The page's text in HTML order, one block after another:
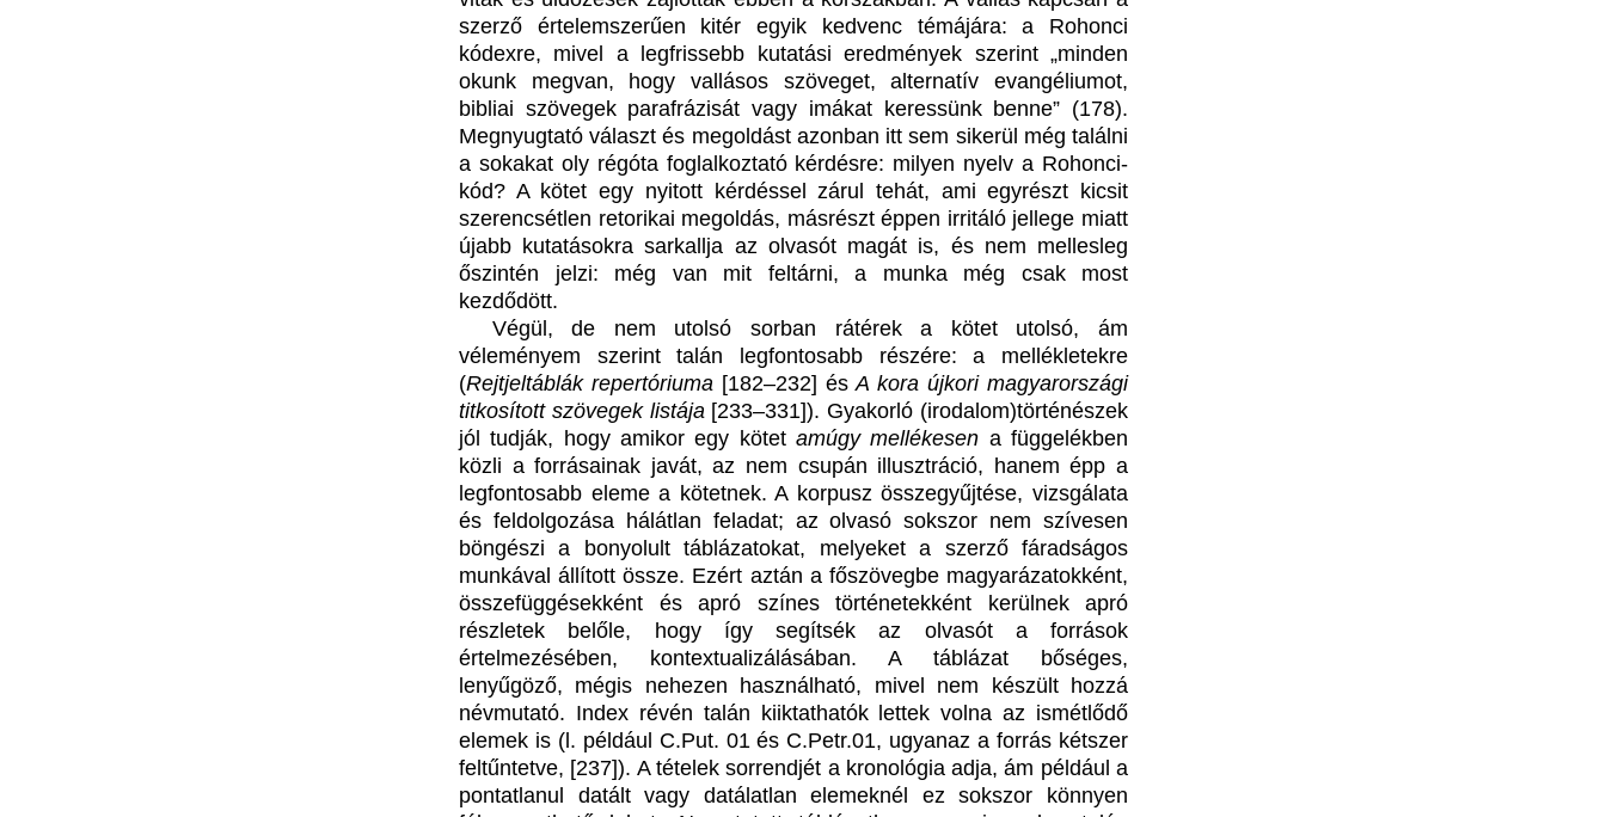
szerző értelemszerűen kitér egyik kedvenc témájára: a Rohonci
kódexre, mivel a legfrissebb kutatási eredmények szerint „minden
okunk megvan, hogy vallásos szöveget, alternatív evangéliumot,
bibliai szövegek parafrázisát vagy imákat keressünk benne” (178).
Megnyugtató választ és megoldást azonban itt sem sikerül még találni
a sokakat oly régóta foglalkoztató kérdésre: milyen nyelv a Rohonci-
kód? A kötet egy nyitott kérdéssel zárul tehát, ami egyrészt kicsit
szerencsétlen retorikai megoldás, másrészt éppen irritáló jellege miatt
újabb kutatásokra sarkallja az olvasót magát is, és nem mellesleg
őszintén jelzi: még van mit feltárni, a munka még csak most
kezdődött.
Végül, de nem utolsó sorban rátérek a kötet utolsó, ám
véleményem szerint talán legfontosabb részére: a mellékletekre
(Rejtjeltáblák repertóriuma[182–232] ésA kora újkori magyarországi
titkosított szövegek listája[233–331]). Gyakorló (irodalom)történészek
jól tudják, hogy amikor egy kötet amúgy mellékesen a függelékben
közli a forrásainak javát, az nem csupán illusztráció, hanem épp a
legfontosabb eleme a kötetnek. A korpusz összegyűjtése, vizsgálata
és feldolgozása hálátlan feladat; az olvasó sokszor nem szívesen
böngészi a bonyolult táblázatokat, melyeket a szerző fáradságos
munkával állított össze. Ezért aztán a főszövegbe magyarázatokként,
összefüggésekként és apró színes történetekként kerülnek apró
részletek belőle, hogy így segítsék az olvasót a források
értelmezésében, kontextualizálásában. A táblázat bőséges,
lenyűgöző, mégis nehezen használható, mivel nem készült hozzá
névmutató. Index révén talán kiiktathatók lettek volna az ismétlődő
elemek is (l. például C.Put. 01 és C.Petr.01, ugyanaz a forrás kétszer
feltűntetve, [237]). A tételek sorrendjét a kronológia adja, ám például a
pontatlanul datált vagy datálatlan elemeknél ez sokszor könnyen